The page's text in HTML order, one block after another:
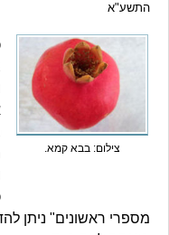
התשע"א
צילום: בבא קמא.
מספרי ראשונים" ניתן